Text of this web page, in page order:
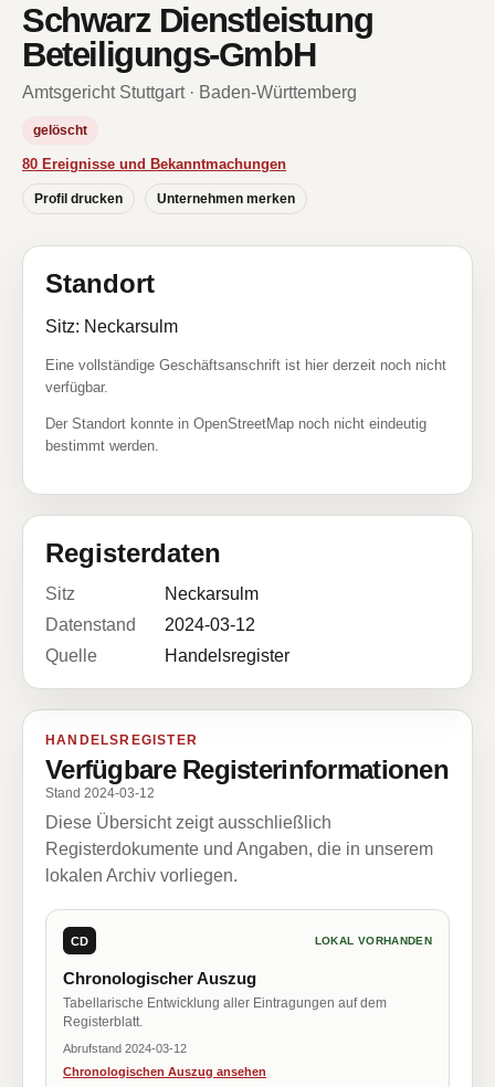
Schwarz Dienstleistung
Beteiligungs-GmbH
Amtsgericht Stuttgart · Baden-Württemberg
gelöscht
80 Ereignisse und Bekanntmachungen
Profil drucken Unternehmen merken
Standort
Sitz: Neckarsulm
Eine vollständige Geschäftsanschrift ist hier derzeit noch nicht
verfügbar.
Der Standort konnte in OpenStreetMap noch nicht eindeutig
bestimmt werden.
Registerdaten
Sitz
Neckarsulm
Datenstand
2024-03-12
Quelle
Handelsregister
HANDELSREGISTER
Verfügbare Registerinformationen
Stand 2024-03-12
Diese Übersicht zeigt ausschließlich
Registerdokumente und Angaben, die in unserem
lokalen Archiv vorliegen.
CD LOKAL VORHANDEN
Chronologischer Auszug
Tabellarische Entwicklung aller Eintragungen auf dem
Registerblatt.
Abrufstand 2024-03-12
Chronologischen Auszug ansehen